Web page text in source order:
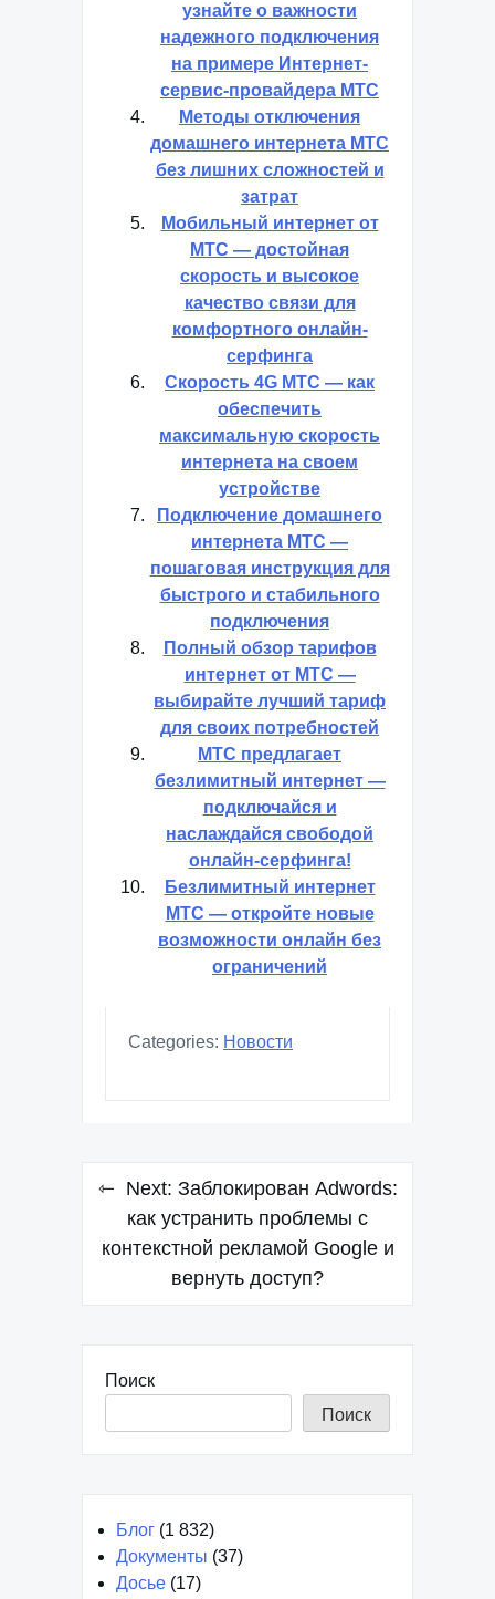
узнайте о важности
надежного подключения
на примере Интернет-
сервис-провайдера МТС
Методы отключения
домашнего интернета МТС
без лишних сложностей и
затрат
Мобильный интернет от
МТС — достойная
скорость и высокое
качество связи для
комфортного онлайн-
серфинга
Скорость 4G МТС — как
обеспечить
максимальную скорость
интернета на своем
устройстве
Подключение домашнего
интернета МТС —
пошаговая инструкция для
быстрого и стабильного
подключения
Полный обзор тарифов
интернет от МТС —
выбирайте лучший тариф
для своих потребностей
МТС предлагает
безлимитный интернет —
подключайся и
наслаждайся свободой
онлайн-серфинга!
Безлимитный интернет
МТС — откройте новые
возможности онлайн без
ограничений
Categories: Новости
Навигация
записям
Next: Заблокирован Adwords:
как устранить проблемы с
контекстной рекламой Google и
вернуть доступ?
Поиск
Поиск
Блог (1 832)
Документы (37)
Досье (17)